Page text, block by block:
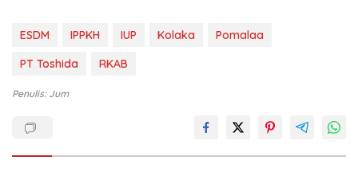
ESDM IPPKH IUP Kolaka
Pomalaa
PT Toshida
RKAB
Penulis: Jum